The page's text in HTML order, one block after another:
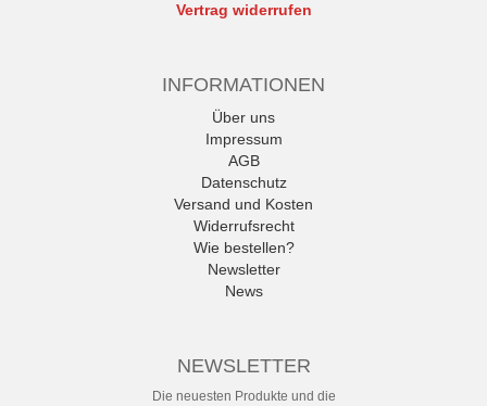
Vertrag widerrufen
INFORMATIONEN
Über uns
Impressum
AGB
Datenschutz
Versand und Kosten
Widerrufsrecht
Wie bestellen?
Newsletter
News
NEWSLETTER
Die neuesten Produkte und die